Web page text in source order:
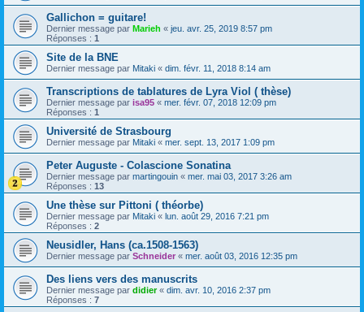
Gallichon = guitare!
Dernier message par Marieh « jeu. avr. 25, 2019 8:57 pm
Réponses : 1
Site de la BNE
Dernier message par Mitaki « dim. févr. 11, 2018 8:14 am
Transcriptions de tablatures de Lyra Viol ( thèse)
Dernier message par isa95 « mer. févr. 07, 2018 12:09 pm
Réponses : 1
Université de Strasbourg
Dernier message par Mitaki « mer. sept. 13, 2017 1:09 pm
Peter Auguste - Colascione Sonatina
Dernier message par martingouin « mer. mai 03, 2017 3:26 am
Réponses : 13
Une thèse sur Pittoni ( théorbe)
Dernier message par Mitaki « lun. août 29, 2016 7:21 pm
Réponses : 2
Neusidler, Hans (ca.1508-1563)
Dernier message par Schneider « mer. août 03, 2016 12:35 pm
Des liens vers des manuscrits
Dernier message par didier« dim. avr. 10, 2016 2:37 pm
Réponses : 7